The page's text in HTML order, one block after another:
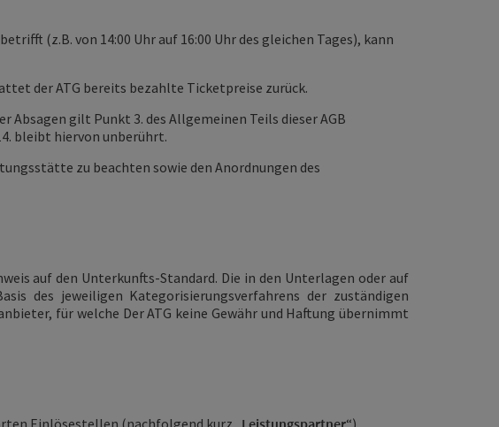
(z.B. von 14:00 Uhr auf 16:00 Uhr des gleichen Tages), kann
der ATG bereits bezahlte Ticketpreise zurück.
gilt Punkt 3. des Allgemeinen Teils dieser AGB
bleibt hiervon unberührt.
zu beachten sowie den Anordnungen des
auf den Unterkunfts-Standard. Die in den Unterlagen oder auf
des jeweiligen Kategorisierungsverfahrens der zuständigen
für welche Der ATG keine Gewähr und Haftung übernimmt
Einlösestellen (nachfolgend kurz „ Leistungspartner“)